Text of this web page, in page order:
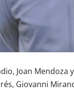
Joan
Giovanni